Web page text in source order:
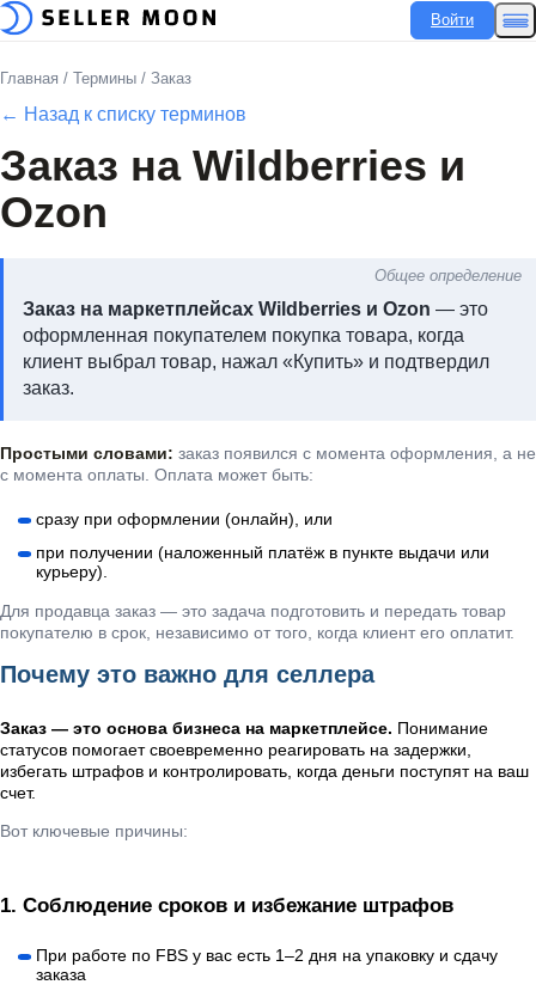
Войти
Главная / Термины / Заказ
← Назад к списку терминов
Заказ на Wildberries и
Ozon
Общее определение
Заказ на маркетплейсах Wildberries и Ozon — это
оформленная покупателем покупка товара, когда
клиент выбрал товар, нажал «Купить» и подтвердил
заказ.
Простыми словами: заказ появился с момента оформления, а не
с момента оплаты. Оплата может быть:
сразу при оформлении (онлайн), или
при получении (наложенный платёж в пункте выдачи или
курьеру).
Для продавца заказ — это задача подготовить и передать товар
покупателю в срок, независимо от того, когда клиент его оплатит.
Почему это важно для селлера
Заказ — это основа бизнеса на маркетплейсе. Понимание
статусов помогает своевременно реагировать на задержки,
избегать штрафов и контролировать, когда деньги поступят на ваш
счет.
Вот ключевые причины:
1. Соблюдение сроков и избежание штрафов
При работе по FBS у вас есть 1–2 дня на упаковку и сдачу
заказа